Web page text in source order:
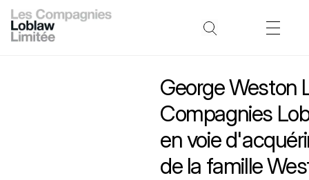
George Weston
Compagnies
en voie
de la famille